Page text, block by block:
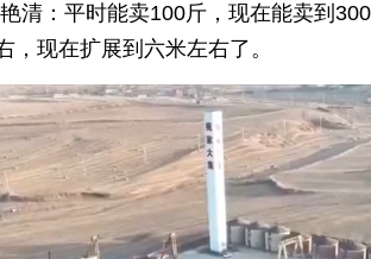
清：平时能卖100斤，现在能卖到
，现在扩展到六米左右了。